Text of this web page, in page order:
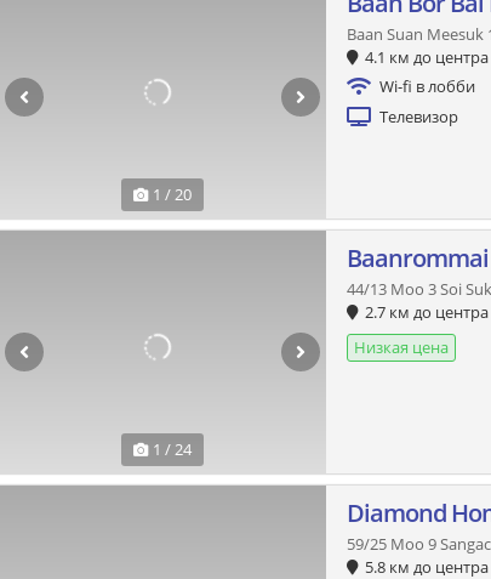
1 / 20
Baan Suan
4.1 км до центра
Wi-fi в лобби
Телевизор
1 / 24
44/13 Moo 3 Soi
2.7 км до центра
Низкая цена
Diamond
59/25 Moo 9
5.8 км до центра